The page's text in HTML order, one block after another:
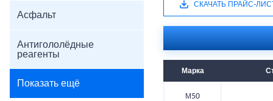
Асфальт
Антигололёдные
реагенты
Показать ещё
СКАЧАТЬ ПРАЙС-
Марка
М50